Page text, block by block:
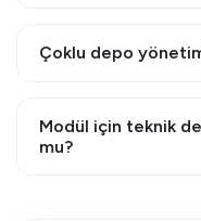
Çoklu depo
Modül için teknik
mu?